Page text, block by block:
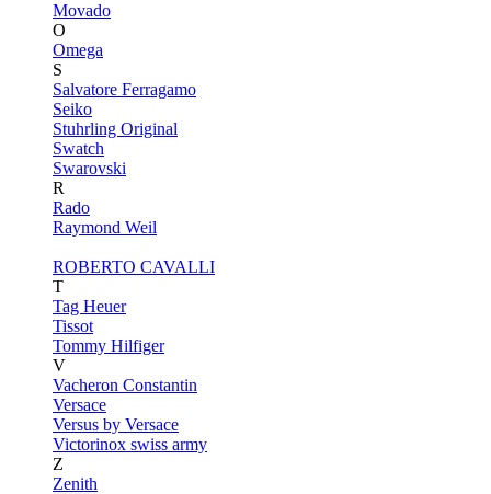
Movado
O
Omega
S
Salvatore Ferragamo
Seiko
Stuhrling Original
Swatch
Swarovski
R
Rado
Raymond Weil
ROBERTO CAVALLI
T
Tag Heuer
Tissot
Tommy Hilfiger
V
Vacheron Constantin
Versace
Versus by Versace
Victorinox swiss army
Z
Zenith